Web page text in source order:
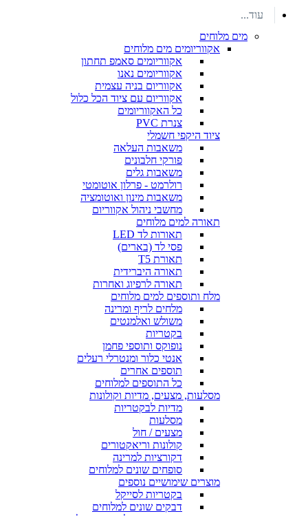
עוד...
מים מלוחים
אקווריומים מים מלוחים
אקווריומים סאמפ תחתון
אקווריומים נאנו
אקווריום בניה עצמית
אקווריום עם ציוד הכל כלול
כל האקווריומים
צנרת PVC
ציוד היקפי חשמלי
משאבות העלאה
פורקי חלבונים
משאבות גלים
רולרמט - פרלון אוטומטי
משאבות מינון ואוטומציה
מחשבי ניהול אקווריום
תאורה למים מלוחים
תאורות לד LED
פסי לד (בארים)
תאורת T5
תאורה היברידית
תאורה לרפיוג ואחרות
מלח ותוספים למים מלוחים
מלחים לריף ומרינה
משולש ואלמנטים
בקטריות
נופוקס ותוספי פחמן
אנטי כלור ומנטרלי רעלים
תוספים אחרים
כל התוספים למלוחים
מסלעות, מצעים, מדיות וקולונות
מדיות לבקטריות
מסלעות
מצעים / חול
קולונות וריאקטורים
דקורציות למרינה
סופחים שונים למלוחים
מוצרים שימושיים נוספים
בקטריות לסייקל
דבקים שונים למלוחים